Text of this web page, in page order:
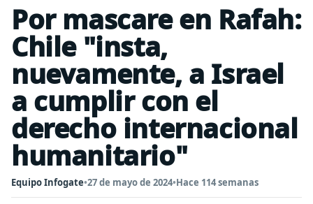
Por mascare en Rafah:
Chile "insta,
nuevamente, a Israel
a cumplir con el
derecho internacional
humanitario"
Equipo Infogate•27 de mayo de 2024•Hace 114 semanas